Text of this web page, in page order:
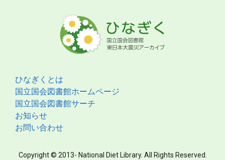
ひなぎくとは
国立国会図書館ホームページ
国立国会図書館サーチ
お知らせ
お問い合わせ
Copyright © 2013- National Diet Library. All Rights Reserved.